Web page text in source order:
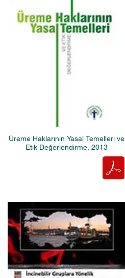
Üreme Haklarının Yasal Temelleri ve
Etik Değerlendirme, 2013